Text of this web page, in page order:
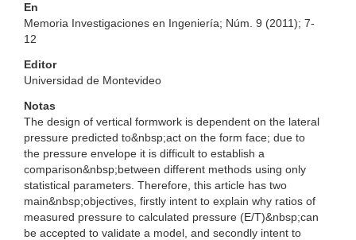
En
Memoria Investigaciones en Ingeniería; Núm. 9 (2011); 7-
12
Editor
Universidad de Montevideo
Notas
The design of vertical formwork is dependent on the lateral
pressure predicted to&nbsp;act on the form face; due to
the pressure envelope it is difficult to establish a
comparison&nbsp;between different methods using only
statistical parameters. Therefore, this article has two
main&nbsp;objectives, firstly intent to explain why ratios of
measured pressure to calculated pressure (E/T)&nbsp;can
be accepted to validate a model, and secondly intent to